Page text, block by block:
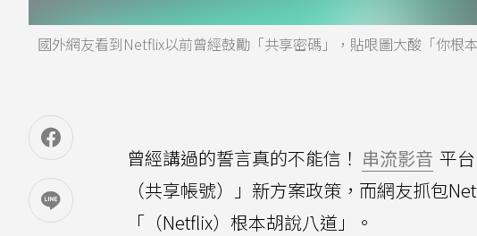
國外網友看到Netflix以前曾經鼓勵「共享密碼」，貼哏圖大酸「你根
曾經講過的誓言真的不能信！ 串流影音 平台
（共享帳號）」新方案政策，而網友抓包
「（Netflix）根本胡說八道」。